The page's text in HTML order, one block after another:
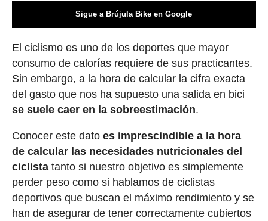
Sigue a Brújula Bike en Google
El ciclismo es uno de los deportes que mayor
consumo de calorías requiere de sus practicantes.
Sin embargo, a la hora de calcular la cifra exacta
del gasto que nos ha supuesto una salida en bici
se suele caer en la sobreestimación.
Conocer este dato es imprescindible a la hora
de calcular las necesidades nutricionales del
ciclistatanto si nuestro objetivo es simplemente
perder peso como si hablamos de ciclistas
deportivos que buscan el máximo rendimiento y se
han de asegurar de tener correctamente cubiertos